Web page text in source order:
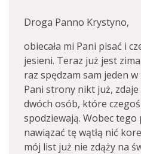
Droga Panno Krystyno,
obiecała mi Pani pisać i
jesieni. Teraz już jest
raz spędzam sam jeden
Pani strony nikt już,
dwóch osób, które
spodziewają. Wobec
nawiązać tę wątłą nić
mój list już nie zdąży na